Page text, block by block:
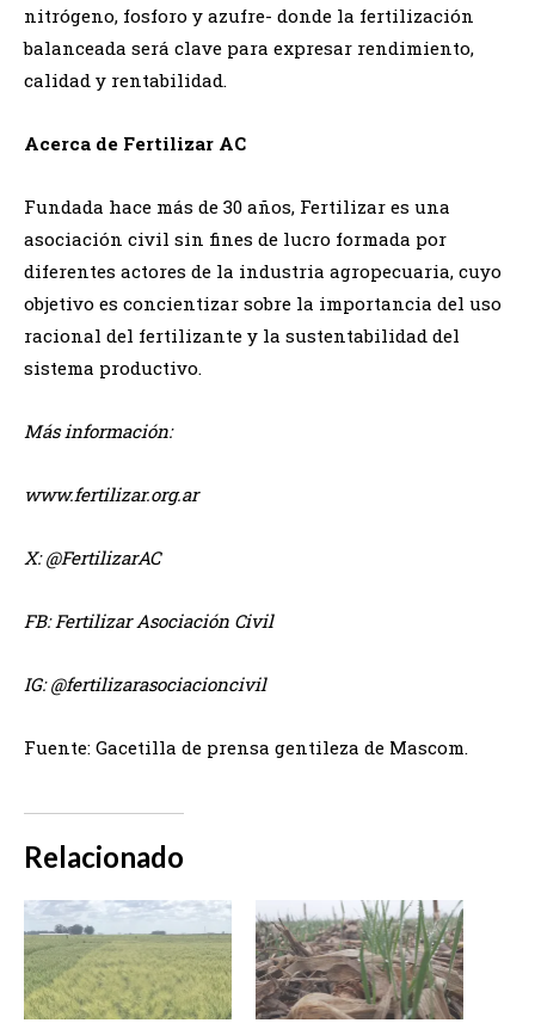
nitrógeno, fosforo y azufre- donde la fertilización
balanceada será clave para expresar rendimiento,
calidad y rentabilidad.
Acerca de Fertilizar AC
Fundada hace más de 30 años, Fertilizar es una
asociación civil sin fines de lucro formada por
diferentes actores de la industria agropecuaria, cuyo
objetivo es concientizar sobre la importancia del uso
racional del fertilizante y la sustentabilidad del
sistema productivo.
Más información:
www.fertilizar.org.ar
X: @FertilizarAC
FB: Fertilizar Asociación Civil
IG: @fertilizarasociacioncivil
Fuente: Gacetilla de prensa gentileza de Mascom.
Relacionado